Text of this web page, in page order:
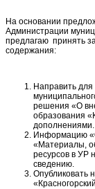
На основании
Администрации
предлагаю принять
содержания:
Направить
решения «О
образования
дополнениями.
Информацию
«Материалы,
ресурсов в УР
сведению.
Опубликовать